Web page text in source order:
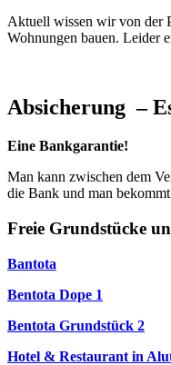
Aktuell wissen wir von der
Wohnungen bauen. Leider
Absicherung –
Eine Bankgarantie!
Man kann zwischen dem
die Bank und man
Freie Grundstücke
Bantota
Bentota Dope 1
Bentota Grundstück 2
Hotel & Restaurant in